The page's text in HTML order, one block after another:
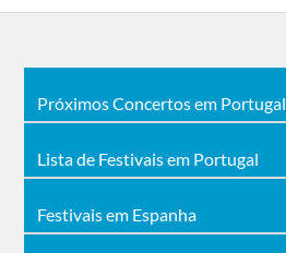
Próximos Concertos em Portugal
Lista de Festivais em Portugal
Festivais em Espanha